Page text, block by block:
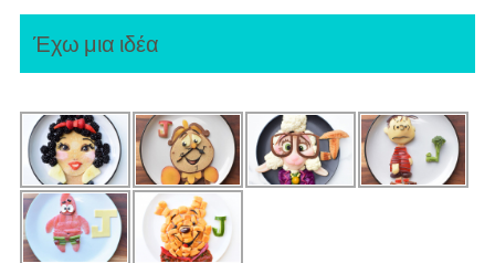
Έχω μια ιδέα